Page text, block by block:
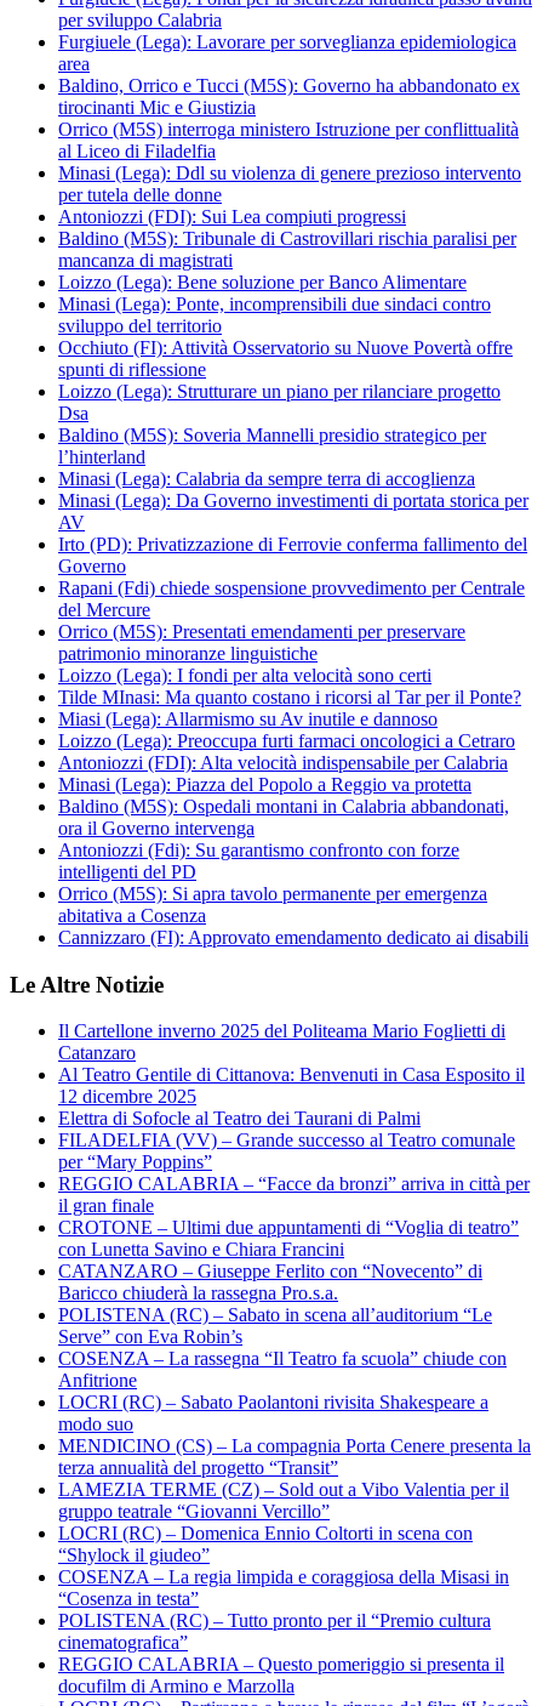
per sviluppo Calabria
Furgiuele (Lega): Lavorare per sorveglianza epidemiologica
area
Baldino, Orrico e Tucci (M5S): Governo ha abbandonato ex
tirocinanti Mic e Giustizia
Orrico (M5S) interroga ministero Istruzione per conflittualità
al Liceo di Filadelfia
Minasi (Lega): Ddl su violenza di genere prezioso intervento
per tutela delle donne
Antoniozzi (FDI): Sui Lea compiuti progressi
Baldino (M5S): Tribunale di Castrovillari rischia paralisi per
mancanza di magistrati
Loizzo (Lega): Bene soluzione per Banco Alimentare
Minasi (Lega): Ponte, incomprensibili due sindaci contro
sviluppo del territorio
Occhiuto (FI): Attività Osservatorio su Nuove Povertà offre
spunti di riflessione
Loizzo (Lega): Strutturare un piano per rilanciare progetto
Dsa
Baldino (M5S): Soveria Mannelli presidio strategico per
l’hinterland
Minasi (Lega): Calabria da sempre terra di accoglienza
Minasi (Lega): Da Governo investimenti di portata storica per
AV
Irto (PD): Privatizzazione di Ferrovie conferma fallimento del
Governo
Rapani (Fdi) chiede sospensione provvedimento per Centrale
del Mercure
Orrico (M5S): Presentati emendamenti per preservare
patrimonio minoranze linguistiche
Loizzo (Lega): I fondi per alta velocità sono certi
Tilde MInasi: Ma quanto costano i ricorsi al Tar per il Ponte?
Miasi (Lega): Allarmismo su Av inutile e dannoso
Loizzo (Lega): Preoccupa furti farmaci oncologici a Cetraro
Antoniozzi (FDI): Alta velocità indispensabile per Calabria
Minasi (Lega): Piazza del Popolo a Reggio va protetta
Baldino (M5S): Ospedali montani in Calabria abbandonati,
ora il Governo intervenga
Antoniozzi (Fdi): Su garantismo confronto con forze
intelligenti del PD
Orrico (M5S): Si apra tavolo permanente per emergenza
abitativa a Cosenza
Cannizzaro (FI): Approvato emendamento dedicato ai disabili
Le Altre Notizie
Il Cartellone inverno 2025 del Politeama Mario Foglietti di
Catanzaro
Al Teatro Gentile di Cittanova: Benvenuti in Casa Esposito il
12 dicembre 2025
Elettra di Sofocle al Teatro dei Taurani di Palmi
FILADELFIA (VV) – Grande successo al Teatro comunale
per “Mary Poppins”
REGGIO CALABRIA – “Facce da bronzi” arriva in città per
il gran finale
CROTONE – Ultimi due appuntamenti di “Voglia di teatro”
con Lunetta Savino e Chiara Francini
CATANZARO – Giuseppe Ferlito con “Novecento” di
Baricco chiuderà la rassegna Pro.s.a.
POLISTENA (RC) – Sabato in scena all’auditorium “Le
Serve” con Eva Robin’s
COSENZA – La rassegna “Il Teatro fa scuola” chiude con
Anfitrione
LOCRI (RC) – Sabato Paolantoni rivisita Shakespeare a
modo suo
MENDICINO (CS) – La compagnia Porta Cenere presenta la
terza annualità del progetto “Transit”
LAMEZIA TERME (CZ) – Sold out a Vibo Valentia per il
gruppo teatrale “Giovanni Vercillo”
LOCRI (RC) – Domenica Ennio Coltorti in scena con
“Shylock il giudeo”
COSENZA – La regia limpida e coraggiosa della Misasi in
“Cosenza in testa”
POLISTENA (RC) – Tutto pronto per il “Premio cultura
cinematografica”
REGGIO CALABRIA – Questo pomeriggio si presenta il
docufilm di Armino e Marzolla